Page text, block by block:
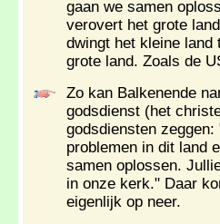
gaan we samen
verovert het grote
dwingt het kleine land
grote land. Zoals de
Zo kan Balkenende
godsdienst (het
godsdiensten zeggen:
problemen in dit land
samen oplossen.
in onze kerk." Daar
eigenlijk op neer.